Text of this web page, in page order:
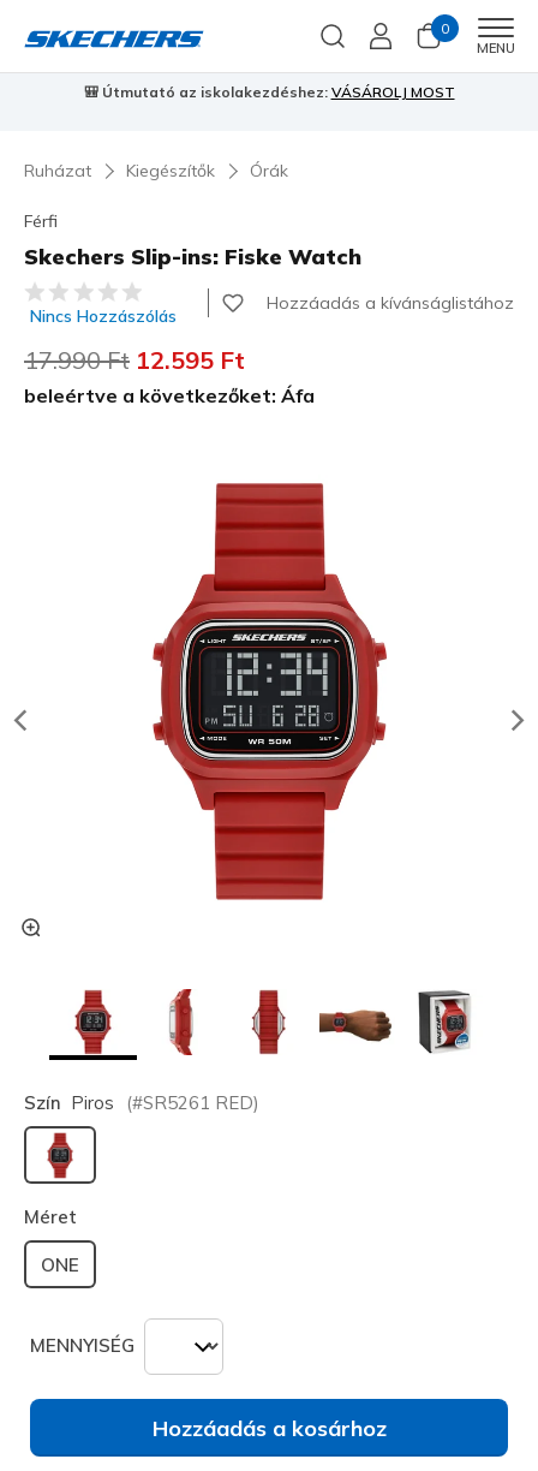
0
MENU
⭐Skechers VIP:45 napos visszaküldés tagoknakCsatlakozz
Ruházat Kiegészítők Órák
Férfi
Skechers Slip-ins: Fiske Watch
5 az 5-ből ügyfélértékelés
Nincs Hozzászólás
Hozzáadás a kívánságlistához
Az ár a következőhöz képest csökkent:
17.990 Ft címzett:
12.595 Ft
beleértve a következőket: Áfa
Szín Piros (#SR5261 RED)
kiválasztva
Méret
ONE
MENNYISÉG
Hozzáadás a kosárhoz